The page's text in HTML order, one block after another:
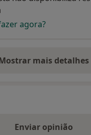
agora?
mais detalhes
sobre o
Enviar opinião